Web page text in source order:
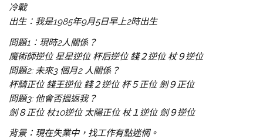
冷戰
出生：我是1985年9月5日早上2時出生
問題1：現時2人關係？
魔術師逆位 星星逆位 杯后逆位 錢２逆位 杖９逆位
問題2: 未來3 個月2 人關係？
杯騎正位 錢王逆位 錢２逆位 杯５正位 劍９正位
問題3: 他會否搵返我？
劍８正位 杖10逆位 太陽正位 杖１逆位 劍９逆位
背景：現在失業中，找工作有點迷惘。